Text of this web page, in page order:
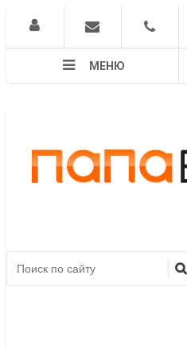
МЕНЮ